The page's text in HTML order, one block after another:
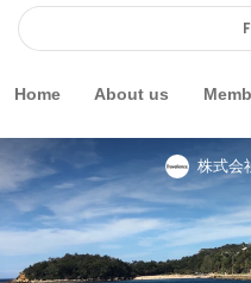
Home About us
株式会